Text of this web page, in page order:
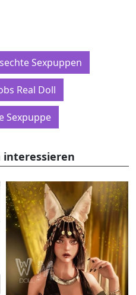
Sexpuppen
Real Doll
Sexpuppe
interessieren